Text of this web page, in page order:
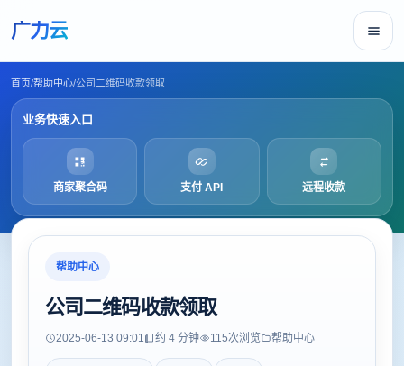
广力云
首页/帮助中心/公司二维码收款领取
业务快速入口
商家聚合码 支付 API 远程收款
帮助中心
公司二维码收款领取
2025-06-13 09:01 约 4 分钟 115次浏览 帮助中心